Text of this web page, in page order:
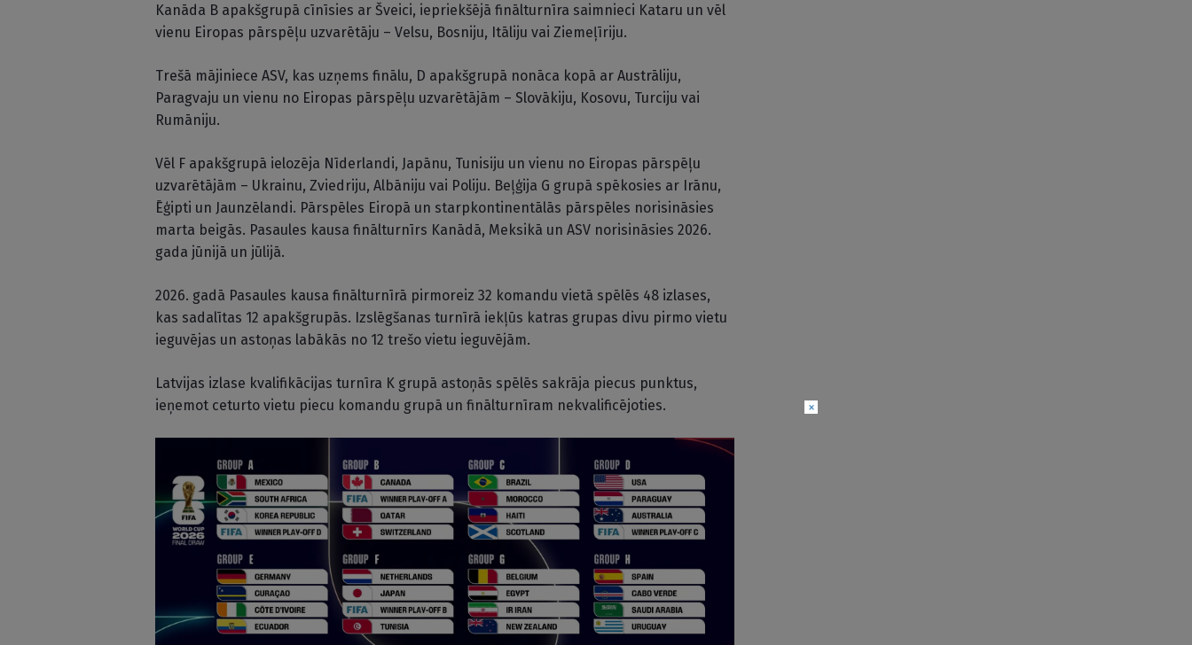
Kanāda B apakšgrupā cīnīsies ar Šveici, iepriekšējā finālturnīra saimnieci Kataru un vēl
vienu Eiropas pārspēļu uzvarētāju – Velsu, Bosniju, Itāliju vai Ziemeļīriju.
Trešā mājiniece ASV, kas uzņems finālu, D apakšgrupā nonāca kopā ar Austrāliju,
Paragvaju un vienu no Eiropas pārspēļu uzvarētājām – Slovākiju, Kosovu, Turciju vai
Rumāniju.
Vēl F apakšgrupā ielozēja Nīderlandi, Japānu, Tunisiju un vienu no Eiropas pārspēļu
uzvarētājām – Ukrainu, Zviedriju, Albāniju vai Poliju. Beļģija G grupā spēkosies ar Irānu,
Ēģipti un Jaunzēlandi. Pārspēles Eiropā un starpkontinentālās pārspēles norisināsies
marta beigās. Pasaules kausa finālturnīrs Kanādā, Meksikā un ASV norisināsies 2026.
gada jūnijā un jūlijā.
2026. gadā Pasaules kausa finālturnīrā pirmoreiz 32 komandu vietā spēlēs 48 izlases,
kas sadalītas 12 apakšgrupās. Izslēgšanas turnīrā iekļūs katras grupas divu pirmo vietu
ieguvējas un astoņas labākās no 12 trešo vietu ieguvējām.
Latvijas izlase kvalifikācijas turnīra K grupā astoņās spēlēs sakrāja piecus punktus,
ieņemot ceturto vietu piecu komandu grupā un finālturnīram nekvalificējoties.